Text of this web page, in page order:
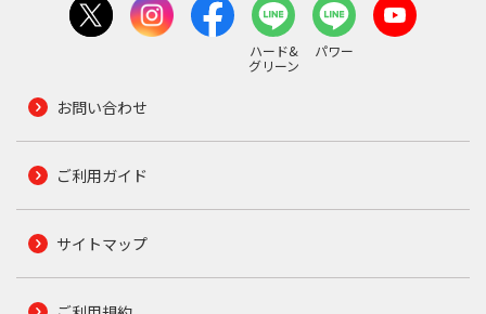
ハード&
グリーン
パワー
お問い合わせ
ご利用ガイド
サイトマップ